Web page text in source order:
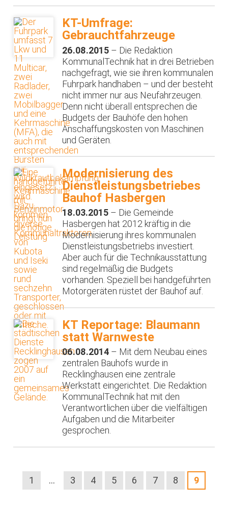
KT-Umfrage:
Gebrauchtfahrzeuge
26.08.2015 – Die Redaktion
KommunalTechnik hat in drei Betrieben
nachgefragt, wie sie ihren kommunalen
Fuhrpark handhaben – und der besteht
nicht immer nur aus Neufahrzeugen.
Denn nicht überall entsprechen die
Budgets der Bauhöfe den hohen
Anschaffungskosten von Maschinen
und Geräten.
Modernisierung des
Dienstleistungsbetriebes
Bauhof Hasbergen
18.03.2015 – Die Gemeinde
Hasbergen hat 2012 kräftig in die
Modernisierung ihres kommunalen
Dienstleistungsbetriebs investiert.
Aber auch für die Technikausstattung
sind regelmäßig die Budgets
vorhanden. Speziell bei handgeführten
Motorgeräten rüstet der Bauhof auf.
KT Reportage: Blaumann
statt Warnweste
06.08.2014 – Mit dem Neubau eines
zentralen Bauhofs wurde in
Recklinghausen eine zentrale
Werkstatt eingerichtet. Die Redaktion
KommunalTechnik hat mit den
Verantwortlichen über die vielfältigen
Aufgaben und die Mitarbeiter
gesprochen.
1 … 3 4 5 6 7 8 9